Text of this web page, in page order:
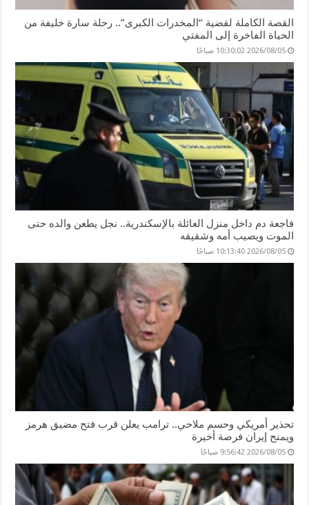
القصة الكاملة لقضية “المخدرات الكبرى”.. رحلة سارة خليفة من
الحياة الفاخرة إلى المفتي
2026/08/05 10:30:02 صباحًا
فاجعة دم داخل منزل العائلة بالإسكندرية.. نجل يطعن والده حتى
الموت ويصيب أمه وشقيقه
2026/08/05 10:13:40 صباحًا
تحذير أمريكي وحسم ملاحي.. ترامب يعلن قرب فتح مضيق هرمز
ويمنح إيران فرصة أخيرة
2026/08/05 9:56:42 صباحًا